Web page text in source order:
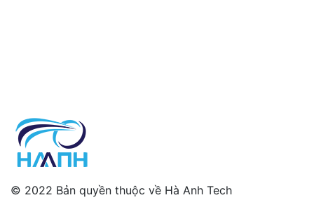
© 2022 Bản quyền thuộc về Hà Anh Tech